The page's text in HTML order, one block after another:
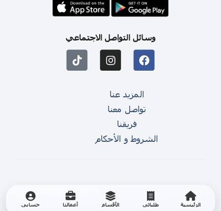
الرئيسية طلباتي الأقسام أعمالنا حسابي
وسائل التواصل الاجتماعي
المزيد عنا
تواصل معنا
فريقنا
الشروط و الأحكام